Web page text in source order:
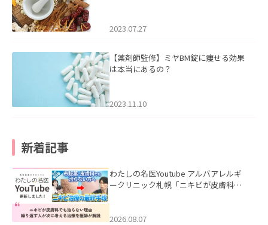
2023.07.27
【薬剤師監修】ミヤBM錠に痩せる効果
は本当にあるの？
2023.11.10
新着記事
わたしの名医Youtube アルバアレルギ
ークリニック札幌「ニキビが皮膚科で
ました。
2026.08.07